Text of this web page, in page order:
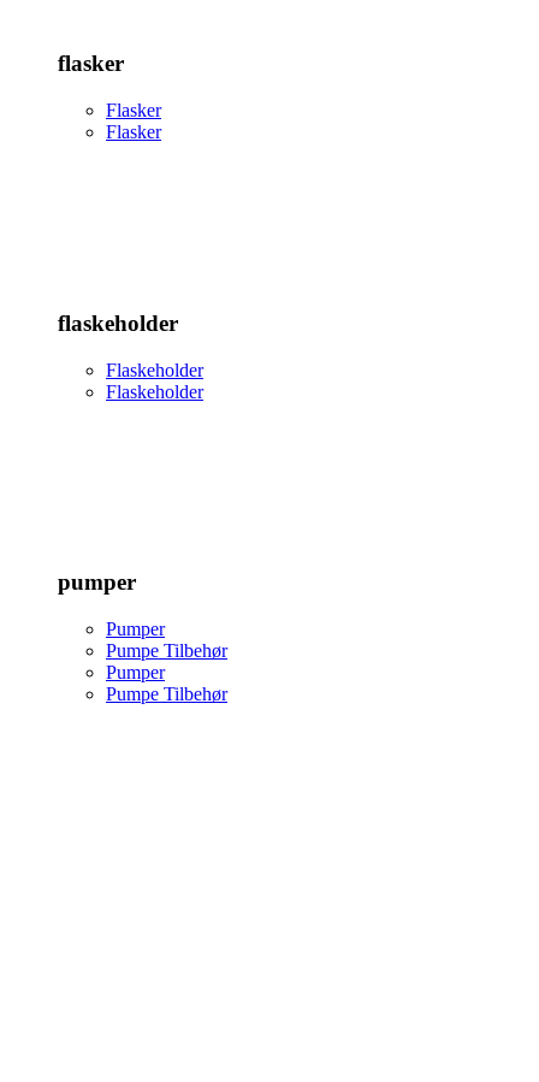
flasker
Flasker
Flasker
flaskeholder
Flaskeholder
Flaskeholder
pumper
Pumper
Pumpe Tilbehør
Pumper
Pumpe Tilbehør